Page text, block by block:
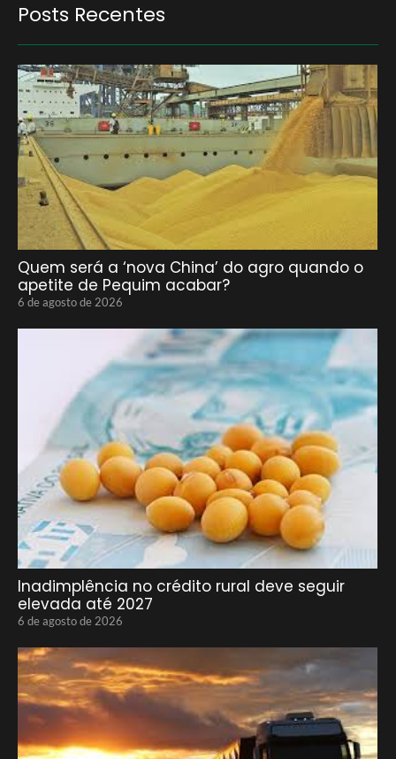
Posts Recentes
Quem será a ‘nova China’ do agro quando o
apetite de Pequim acabar?
6 de agosto de 2026
Inadimplência no crédito rural deve seguir
elevada até 2027
6 de agosto de 2026